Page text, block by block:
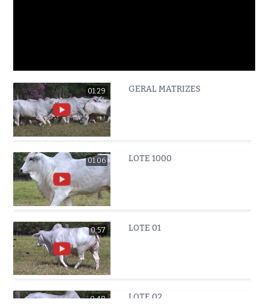
01:29 GERAL MATRIZES
01:06 LOTE 1000
0:57 LOTE 01
0:48 LOTE 02